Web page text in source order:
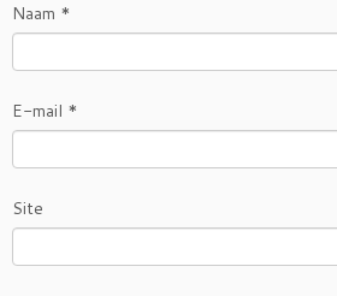
Naam *
E-mail *
Site